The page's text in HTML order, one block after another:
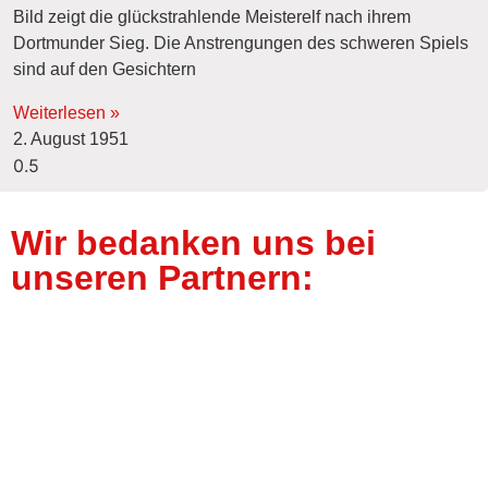
Bild zeigt die glückstrahlende Meisterelf nach ihrem
Dortmunder Sieg. Die Anstrengungen des schweren Spiels
sind auf den Gesichtern
Weiterlesen »
2. August 1951
Wir bedanken uns bei
unseren Partnern: